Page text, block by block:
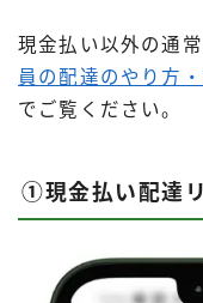
現金払い以外の通
員の配達のやり方
でご覧ください。
①現金払い配達